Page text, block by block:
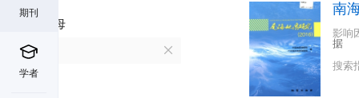
期刊
学者
首字母
N
南
影响
据
搜索